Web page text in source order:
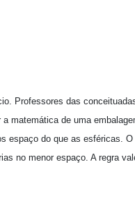
Professores das
matemática de uma
espaço do que as esféricas.
no menor espaço. A regra